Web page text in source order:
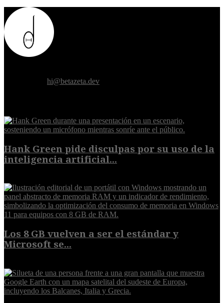
hi@betazeta.dev
Hank Green pide disculpas por su uso de la
inteligencia artificial...
Los 8 GB vuelven a ser el estándar y
Microsoft se...